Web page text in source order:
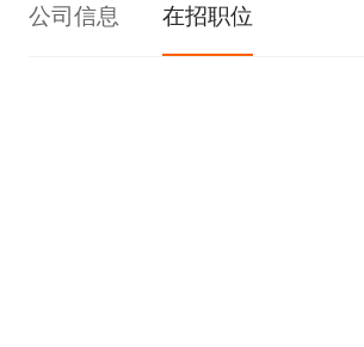
公司信息 在招职位